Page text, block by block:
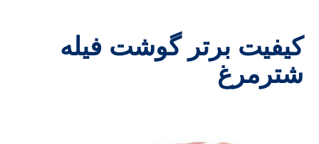
کیفیت برتر گوشت فیله
شترمرغ